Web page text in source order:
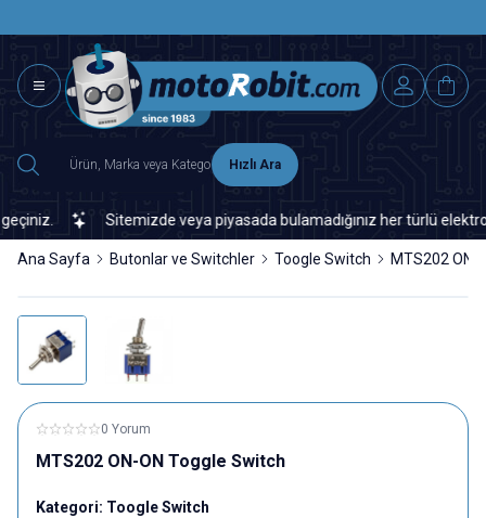
Hızlı Ara
Sitemizde veya piyasada bulamadığınız her türlü
Ana Sayfa Butonlar ve Switchler Toogle Switch MTS202 ON-
0 Yorum
MTS202 ON-ON Toggle Switch
Kategori: Toogle Switch